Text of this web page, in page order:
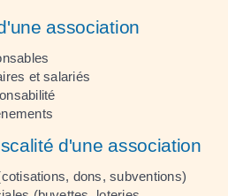
association
et salariés
d'une association
dons, subventions)